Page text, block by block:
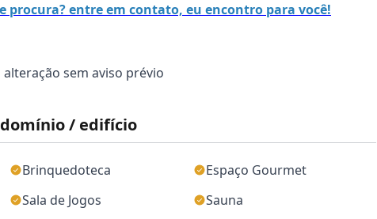
/ edifício
Brinquedoteca
Espaço Gourmet
Sala de Jogos Sauna
procura? entre em contato, eu encontro para você!
sem aviso prévio